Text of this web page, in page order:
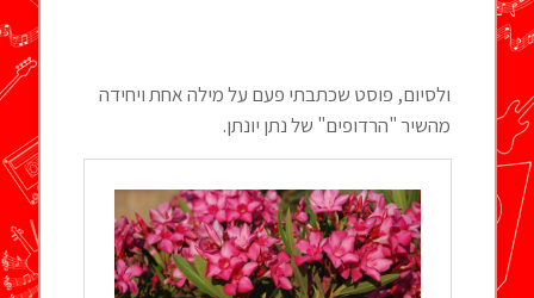
ולסיום, פוסט שכתבתי פעם על מילה אחת ויחידה
מהשיר "הרדופים" של נתן יונתן.